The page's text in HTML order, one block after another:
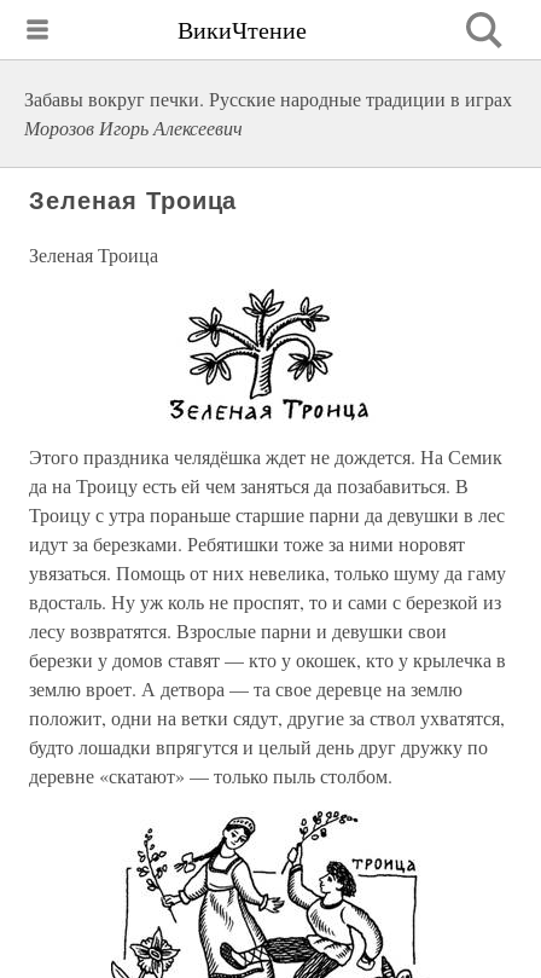
ВикиЧтение
Забавы вокруг печки. Русские народные традиции в играх
Морозов Игорь Алексеевич
Зеленая Троица
Зеленая Троица
Этого праздника челядёшка ждет не дождется. На Семик
да на Троицу есть ей чем заняться да позабавиться. В
Троицу с утра пораньше старшие парни да девушки в лес
идут за березками. Ребятишки тоже за ними норовят
увязаться. Помощь от них невелика, только шуму да гаму
вдосталь. Ну уж коль не проспят, то и сами с березкой из
лесу возвратятся. Взрослые парни и девушки свои
березки у домов ставят — кто у окошек, кто у крылечка в
землю вроет. А детвора — та свое деревце на землю
положит, одни на ветки сядут, другие за ствол ухватятся,
будто лошадки впрягутся и целый день друг дружку по
деревне «скатают» — только пыль столбом.